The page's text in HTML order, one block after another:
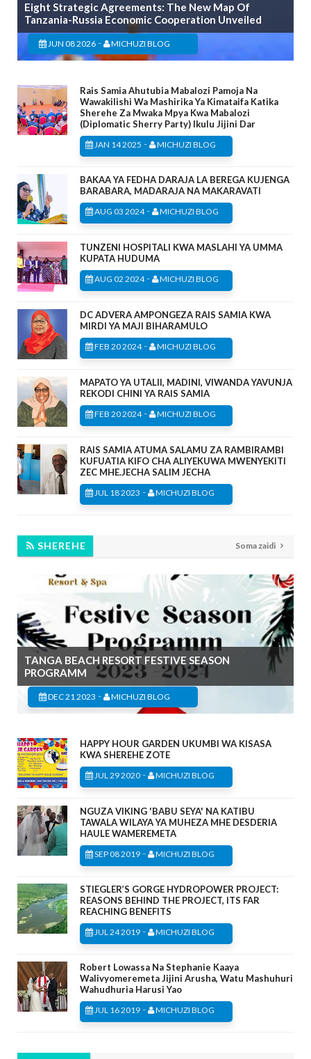
Eight Strategic Agreements: The New Map Of
Tanzania-Russia Economic Cooperation Unveiled
JUN 08 2026 - MICHUZI BLOG
Rais Samia Ahutubia Mabalozi Pamoja Na
Wawakilishi Wa Mashirika Ya Kimataifa Katika
Sherehe Za Mwaka Mpya Kwa Mabalozi
(Diplomatic Sherry Party) Ikulu Jijini Dar
JAN 14 2025 - MICHUZI BLOG
BAKAA YA FEDHA DARAJA LA BEREGA KUJENGA
BARABARA, MADARAJA NA MAKARAVATI
AUG 03 2024- MICHUZI BLOG
TUNZENI HOSPITALI KWA MASLAHI YA UMMA
KUPATA HUDUMA
AUG 02 2024- MICHUZI BLOG
DC ADVERA AMPONGEZA RAIS SAMIA KWA
MIRDI YA MAJI BIHARAMULO
FEB 20 2024- MICHUZI BLOG
MAPATO YA UTALII, MADINI, VIWANDA YAVUNJA
REKODI CHINI YA RAIS SAMIA
FEB 20 2024- MICHUZI BLOG
RAIS SAMIA ATUMA SALAMU ZA RAMBIRAMBI
KUFUATIA KIFO CHA ALIYEKUWA MWENYEKITI
ZEC MHE.JECHA SALIM JECHA
JUL 18 2023 - MICHUZI BLOG
SHEREHE Soma zaidi
TANGA BEACH RESORT FESTIVE SEASON
PROGRAMM
DEC 21 2023 - MICHUZI BLOG
HAPPY HOUR GARDEN UKUMBI WA KISASA
KWA SHEREHE ZOTE
JUL 29 2020 - MICHUZI BLOG
NGUZA VIKING 'BABU SEYA' NA KATIBU
TAWALA WILAYA YA MUHEZA MHE DESDERIA
HAULE WAMEREMETA
SEP 08 2019 - MICHUZI BLOG
STIEGLER’S GORGE HYDROPOWER PROJECT:
REASONS BEHIND THE PROJECT, ITS FAR
REACHING BENEFITS
JUL 24 2019 - MICHUZI BLOG
Robert Lowassa Na Stephanie Kaaya
Walivyomeremeta Jijini Arusha, Watu Mashuhuri
Wahudhuria Harusi Yao
JUL 16 2019 - MICHUZI BLOG